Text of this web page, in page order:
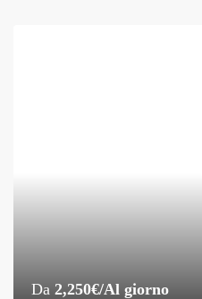
Da 2,250€/Al giorno